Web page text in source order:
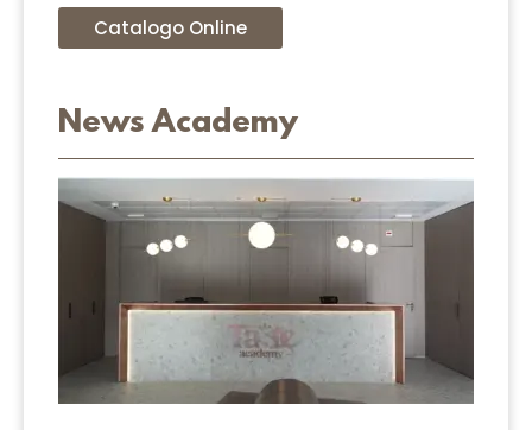
Catalogo Online
News Academy